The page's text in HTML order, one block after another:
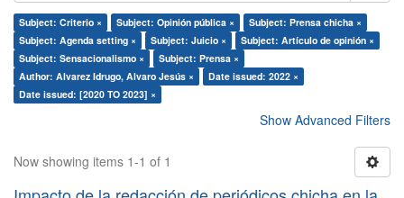
Subject: Criterio × Subject: Opinión pública ×
Subject: Prensa chicha ×
Subject: Agenda setting ×
Subject: Juicio ×
Subject: Artículo de opinión ×
Subject: Sensacionalismo ×
Subject: Prensa ×
Author: Alvarez Idrugo, Alvaro Jesús ×
Date issued: 2022 ×
Date issued: [2020 TO 2023] ×
Show Advanced Filters
Now showing items 1-1 of 1